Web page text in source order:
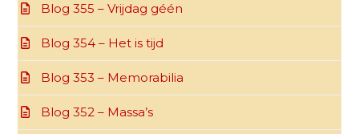
Blog 355 – Vrijdag géén
Blog 354 – Het is tijd
Blog 353 – Memorabilia
Blog 352 – Massa’s